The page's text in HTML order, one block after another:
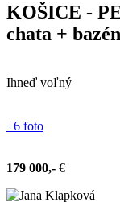
KOŠICE -
chata +
Ihneď voľný
+6 foto
179 000,- €